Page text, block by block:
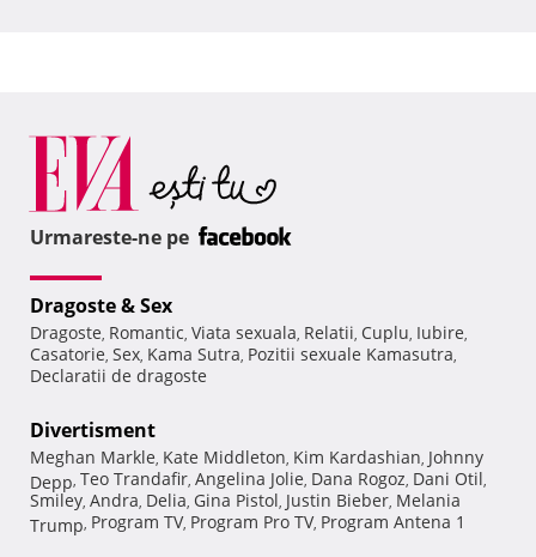
Urmareste-ne pe
Dragoste & Sex
Dragoste, Romantic, Viata sexuala, Relatii, Cuplu, Iubire,
Casatorie, Sex, Kama Sutra, Pozitii sexuale Kamasutra,
Declaratii de dragoste
Divertisment
Meghan Markle, Kate Middleton, Kim Kardashian, Johnny
Depp, Teo Trandafir, Angelina Jolie, Dana Rogoz, Dani Otil,
Smiley, Andra, Delia, Gina Pistol, Justin Bieber, Melania
Trump, Program TV, Program Pro TV, Program Antena 1